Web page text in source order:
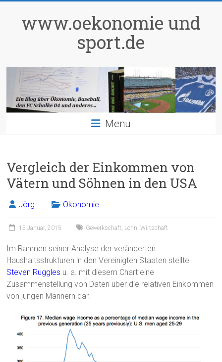
springenwww.oekonomie und
sport.de
Menü
Vergleich der Einkommen von
Vätern und Söhnen in den USA
Jörg Ökonomie
15 Januar, 2015 Gewerkschaft, Lohn,Wirtschaft
Im Rahmen seiner Analyse der veränderten
Haushaltsstrukturen in den Vereinigten Staaten stellte
Steven Ruggles u. a. mit diesem Chart eine
Zusammenstellung von Daten über die relativen Einkommen
von jungen Männern dar.